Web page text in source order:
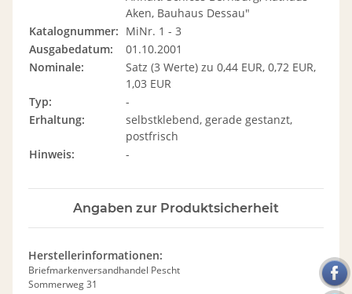
Aken, Bauhaus Dessau"
Katalognummer: MiNr. 1 - 3
Ausgabedatum:
01.10.2001
Nominale:
Satz (3 Werte) zu 0,44 EUR, 0,72 EUR,
1,03 EUR
Typ:
-
Erhaltung:
selbstklebend, gerade gestanzt,
postfrisch
Hinweis:
-
Angaben zur Produktsicherheit
Herstellerinformationen:
Briefmarkenversandhandel Pescht
Sommerweg 31